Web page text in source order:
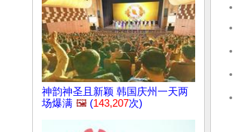
神韵神圣且新颖 韩国庆州一天两
场爆满 🖼️ (143,207次)